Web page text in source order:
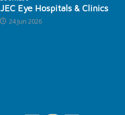
JEC Eye Hospitals & Clinics
24 Jun 2026